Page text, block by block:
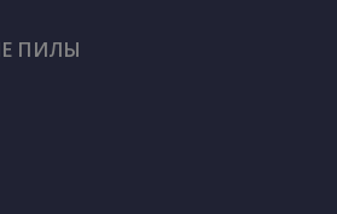
ПИЛЫ